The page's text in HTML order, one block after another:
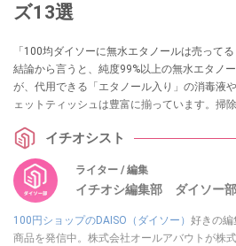
ズ13選
「100均ダイソーに無水エタノールは売って
結論から言うと、純度99%以上の無水エタノ
が、代用できる「エタノール入り」の消毒液
ェットティッシュは豊富に揃っています。掃
イチオシスト
ライター / 編集
イチオシ編集部 ダイソー部
100円ショップのDAISO（ダイソー） 好きの編
商品を発信中。株式会社オールアバウトが株